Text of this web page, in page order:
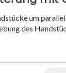
um
des